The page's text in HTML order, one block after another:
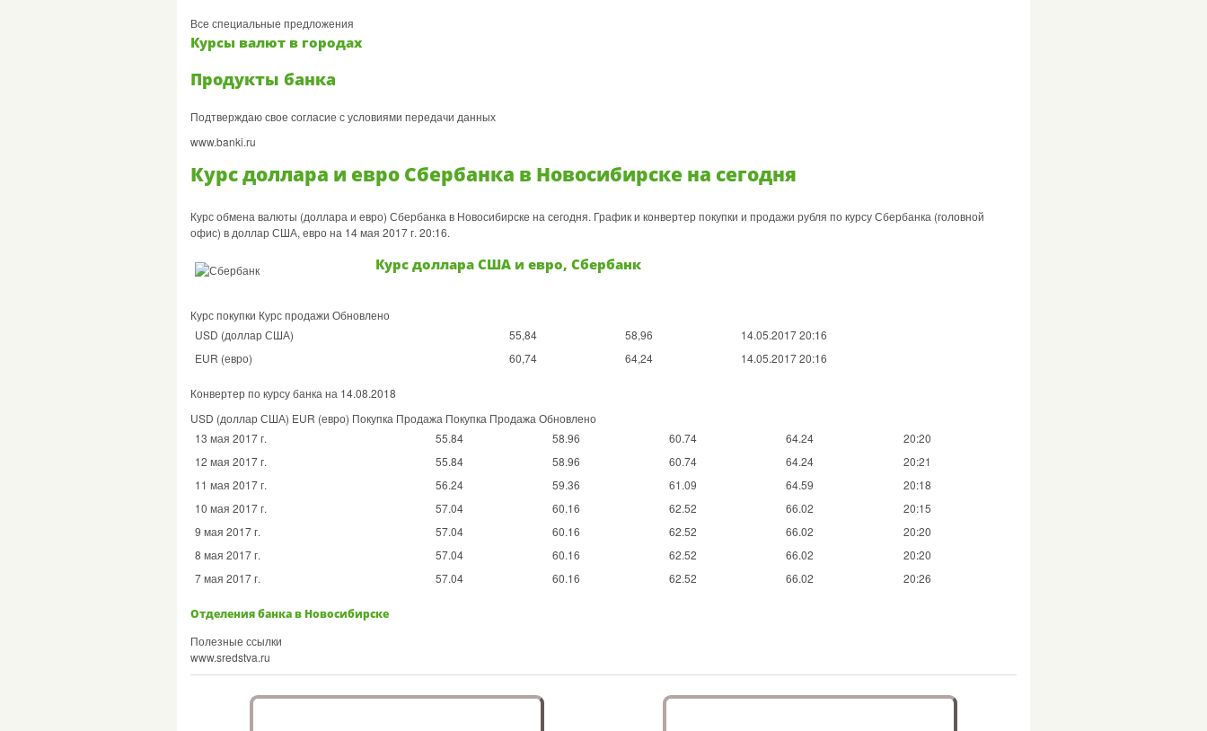
Все специальные предложения
Курсы валют в городах
Продукты банка
Подтверждаю свое согласие с условиями передачи данных
www.banki.ru
Курс доллара и евро Сбербанка в Новосибирске на сегодня
Курс обмена валюты (доллара и евро) Сбербанка в Новосибирске на сегодня. График и конвертер покупки и продажи рубля по курсу Сбербанка (головной
офис) в доллар США, евро на 14 мая 2017 г. 20:16.
Курс доллара США и евро, Сбербанк
Курс покупки Курс продажи Обновлено
USD (доллар США)
55,84 58,96
14.05.2017 20:16
EUR (евро)
60,74 64,24 14.05.2017 20:16
Конвертер по курсу банка на 14.08.2018
USD (доллар США) EUR (евро) Покупка Продажа Покупка Продажа Обновлено
13 мая 2017 г.
55.84 58.96 60.74 64.24
20:20
12 мая 2017 г.
55.84 58.96 60.74 64.24
20:21
11 мая 2017 г.
56.24 59.36 61.09 64.59
20:18
10 мая 2017 г.
57.04 60.16 62.52 66.02
20:15
9 мая 2017 г.
57.04 60.16 62.52 66.02
20:20
8 мая 2017 г.
57.04 60.16 62.52 66.02
20:20
7 мая 2017 г.
57.04 60.16 62.52 66.02 20:26
Отделения банка в Новосибирске
Полезные ссылки
www.sredstva.ru